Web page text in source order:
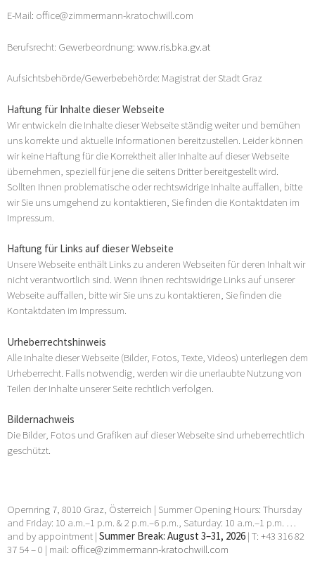
E-Mail: office@zimmermann-kratochwill.com
Berufsrecht: Gewerbeordnung: www.ris.bka.gv.at
Aufsichtsbehörde/Gewerbebehörde: Magistrat der Stadt Graz
Haftung für Inhalte dieser Webseite
Wir entwickeln die Inhalte dieser Webseite ständig weiter und bemühen
uns korrekte und aktuelle Informationen bereitzustellen. Leider können
wir keine Haftung für die Korrektheit aller Inhalte auf dieser Webseite
übernehmen, speziell für jene die seitens Dritter bereitgestellt wird.
Sollten Ihnen problematische oder rechtswidrige Inhalte auffallen, bitte
wir Sie uns umgehend zu kontaktieren, Sie finden die Kontaktdaten im
Impressum.
Haftung für Links auf dieser Webseite
Unsere Webseite enthält Links zu anderen Webseiten für deren Inhalt wir
nicht verantwortlich sind. Wenn Ihnen rechtswidrige Links auf unserer
Webseite auffallen, bitte wir Sie uns zu kontaktieren, Sie finden die
Kontaktdaten im Impressum.
Urheberrechtshinweis
Alle Inhalte dieser Webseite (Bilder, Fotos, Texte, Videos) unterliegen dem
Urheberrecht. Falls notwendig, werden wir die unerlaubte Nutzung von
Teilen der Inhalte unserer Seite rechtlich verfolgen.
Bildernachweis
Die Bilder, Fotos und Grafiken auf dieser Webseite sind urheberrechtlich
geschützt.
Opernring 7, 8010 Graz, Österreich | Summer Opening Hours: Thursday
and Friday: 10 a.m.–1 p.m. & 2 p.m.–6 p.m., Saturday: 10 a.m.–1 p.m. …
and by appointment | Summer Break: August 3–31, 2026 | T: +43 316 82
37 54 – 0 | mail: office@zimmermann-kratochwill.com